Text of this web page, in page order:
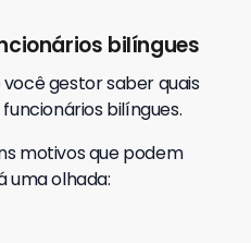
bilíngues
gestor saber quais
bilíngues.
motivos que podem
uma olhada: